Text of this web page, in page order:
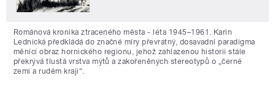
Románová kronika ztraceného města - léta 1945–1961. Karin
Lednická předkládá do značné míry převratný, dosavadní paradigma
měnící obraz hornického regionu, jehož zahlazenou historii stále
překrývá tlustá vrstva mýtů a zakořeněných stereotypů o „černé
zemi a rudém kraji“.